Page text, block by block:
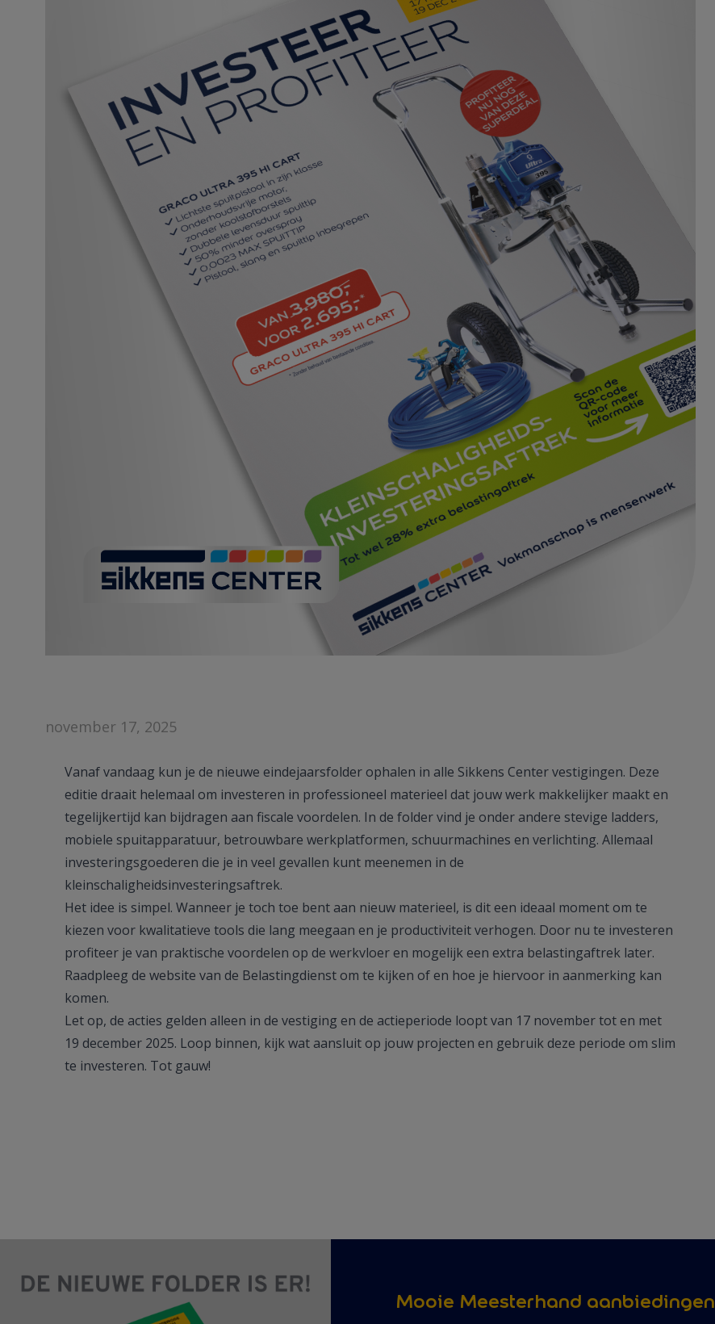
november 17, 2025
Vanaf vandaag kun je de nieuwe eindejaarsfolder ophalen in alle Sikkens Center vestigingen. Deze
editie draait helemaal om investeren in professioneel materieel dat jouw werk makkelijker maakt en
tegelijkertijd kan bijdragen aan fiscale voordelen. In de folder vind je onder andere stevige ladders,
mobiele spuitapparatuur, betrouwbare werkplatformen, schuurmachines en verlichting. Allemaal
investeringsgoederen die je in veel gevallen kunt meenemen in de
kleinschaligheidsinvesteringsaftrek.
Het idee is simpel. Wanneer je toch toe bent aan nieuw materieel, is dit een ideaal moment om te
kiezen voor kwalitatieve tools die lang meegaan en je productiviteit verhogen. Door nu te investeren
profiteer je van praktische voordelen op de werkvloer en mogelijk een extra belastingaftrek later.
Raadpleeg de website van de Belastingdienstom te kijken of en hoe je hiervoor in aanmerking kan
komen.
Let op, de acties gelden alleen in de vestiging en de actieperiode loopt van 17 november tot en met
19 december 2025. Loop binnen, kijk wat aansluit op jouw projecten en gebruik deze periode om slim
te investeren. Tot gauw!
Mooie Meesterhand aanbiedingen